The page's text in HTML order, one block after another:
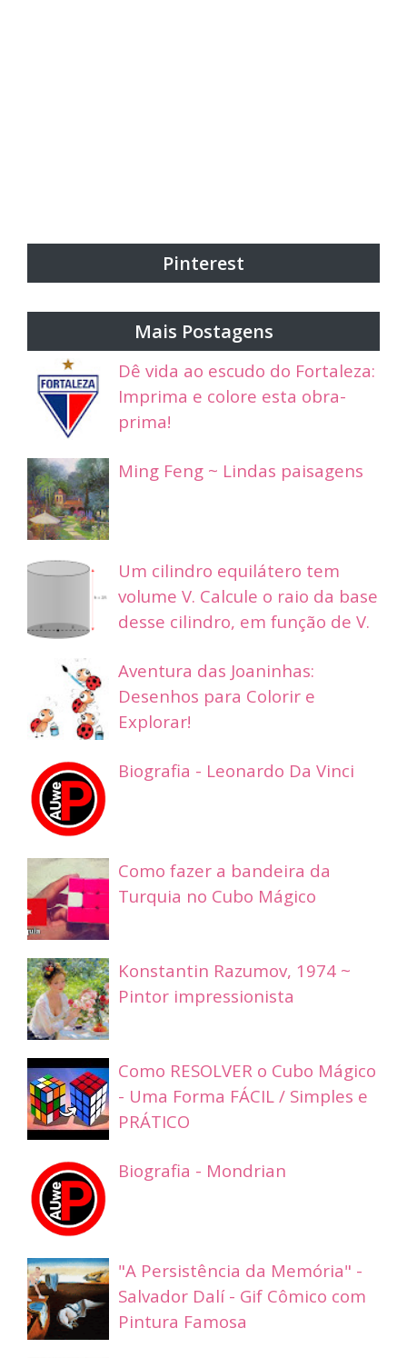
Pinterest
Mais Postagens
Dê vida ao escudo do Fortaleza:
Imprima e colore esta obra-
prima!
Ming Feng ~ Lindas paisagens
Um cilindro equilátero tem
volume V. Calcule o raio da base
desse cilindro, em função de V.
Aventura das Joaninhas:
Desenhos para Colorir e
Explorar!
Biografia - Leonardo Da Vinci
Como fazer a bandeira da
Turquia no Cubo Mágico
Konstantin Razumov, 1974 ~
Pintor impressionista
Como RESOLVER o Cubo Mágico
- Uma Forma FÁCIL / Simples e
PRÁTICO
Biografia - Mondrian
"A Persistência da Memória" -
Salvador Dalí - Gif Cômico com
Pintura Famosa